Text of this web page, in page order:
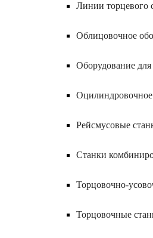
Линии торцевого
Облицовочное
Оборудование
Оцилиндровочное
Рейсмусовые
Станки
Торцовочно-
Торцовочные